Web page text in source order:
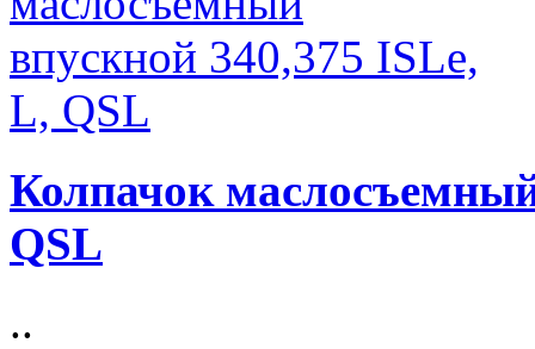
Колпачок
QSL
..